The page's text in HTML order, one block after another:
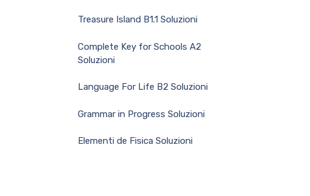
Treasure Island B1.1 Soluzioni
Complete Key for Schools A2
Soluzioni
Language For Life B2 Soluzioni
Grammar in Progress Soluzioni
Elementi de Fisica Soluzioni